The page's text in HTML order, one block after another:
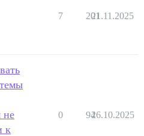
7 201
21.11.2025
не
к
0 9426.10.2025